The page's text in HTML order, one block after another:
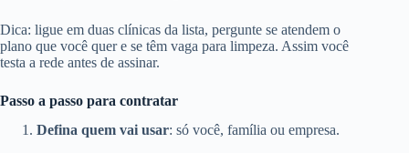
Dica: ligue em duas clínicas da lista, pergunte se atendem o
plano que você quer e se têm vaga para limpeza. Assim você
testa a rede antes de assinar.
Passo a passo para contratar
Defina quem vai usar: só você, família ou empresa.